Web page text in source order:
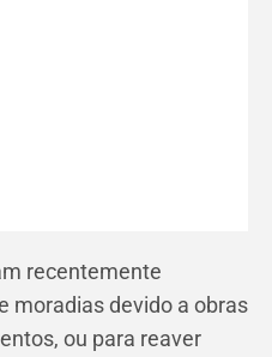
recentemente
moradias devido a obras
ou para reaver